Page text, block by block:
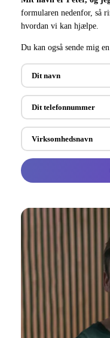
formularen nedenfor, så
hvordan vi kan hjælpe.
Du kan også sende mig